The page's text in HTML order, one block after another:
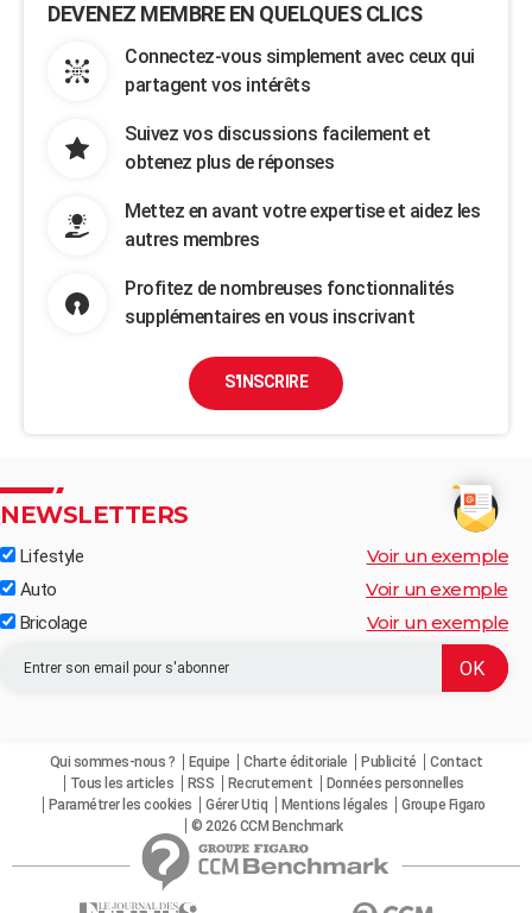
DEVENEZ MEMBRE EN QUELQUES CLICS
Connectez-vous simplement avec ceux qui
partagent vos intérêts
Suivez vos discussions facilement et
obtenez plus de réponses
Mettez en avant votre expertise et aidez les
autres membres
Profitez de nombreuses fonctionnalités
supplémentaires en vous inscrivant
S'INSCRIRE
NEWSLETTERS
Lifestyle Voir un exemple
Auto Voir un exemple
Bricolage Voir un exemple
Qui sommes-nous ? Equipe Charte éditoriale Publicité
Contact
Tous les articles
RSS Recrutement
Données personnelles
Paramétrer les cookies
Gérer Utiq Mentions légales
Groupe Figaro
© 2026 CCM Benchmark